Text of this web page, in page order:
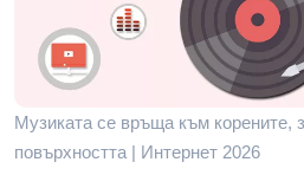
Музиката се връща към корените,
повърхността | Интернет 2026